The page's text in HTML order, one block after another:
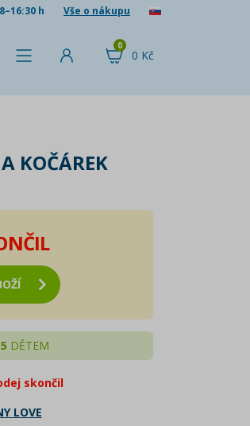
h Vše o nákupu
0 Kč
0
KOČÁREK
5 DĚTEM
skončil
LOVE